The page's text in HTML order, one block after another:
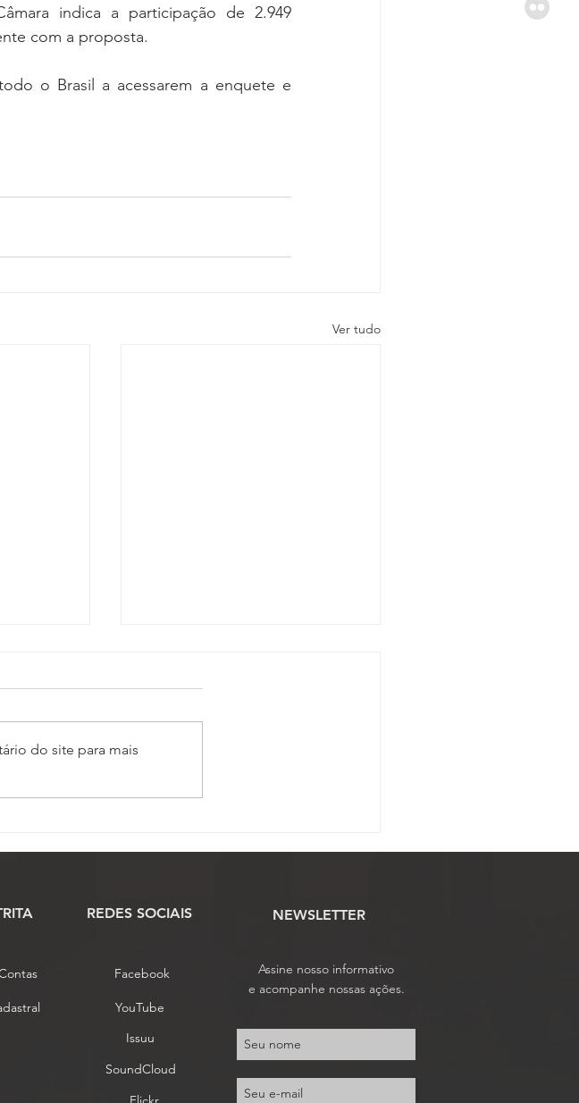
indica a participação de 2.949
com a proposta.
o Brasil a acessarem a enquete e
Ver tudo
Comissão Científica abre
do site para mais
REDES SOCIAIS NEWSLETTER
Facebook
YouTube
Issuu
SoundCloud
Assine nosso informativo
e acompanhe nossas ações.